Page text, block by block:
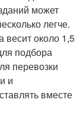
может
легче.
весит около 1,5
подбора
перевозки
и
вместе